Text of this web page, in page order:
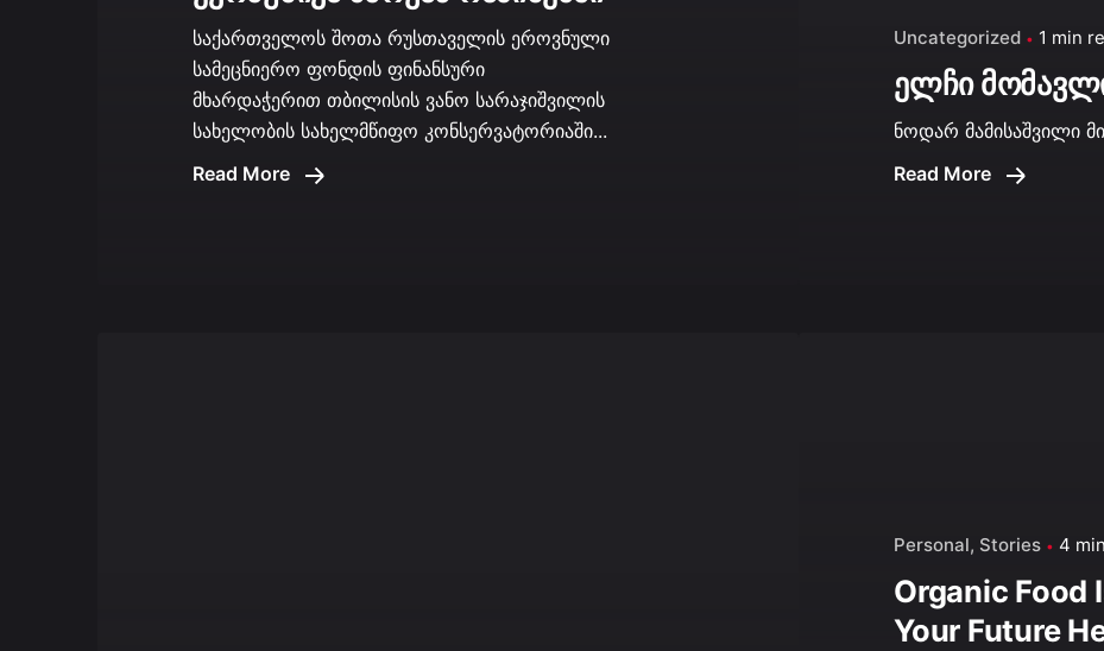
საქართველოს შოთა რუსთაველის ეროვნული
სამეცნიერო ფონდის ფინანსური
მხარდაჭერით თბილისის ვანო სარაჯიშვილის
სახელობის სახელმწიფო კონსერვატორიაში...
Read More
Uncategorized 1 min
ელჩი
ნოდარ მამისაშვილი
Read More
Personal Stories 4
Organic Food
Your Future